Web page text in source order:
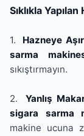
Sıklıkla
1. Hazneye
sarma
sıkıştırmayın.
2.Yanlış
sigara sarma
makine ucuna